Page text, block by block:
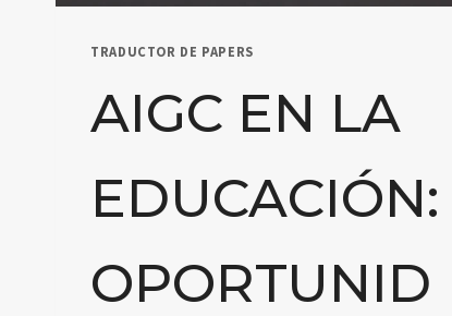
TRADUCTOR DE PAPERS
AIGC EN LA
EDUCACIÓN:
OPORTUNID